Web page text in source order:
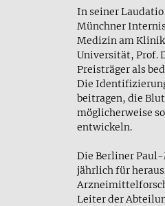
In seiner
Münchner
Medizin am
Universität, Prof.
Preisträger als
Die
beitragen, die
möglicherweise
entwickeln.
Die Berliner
jährlich für
Leiter der